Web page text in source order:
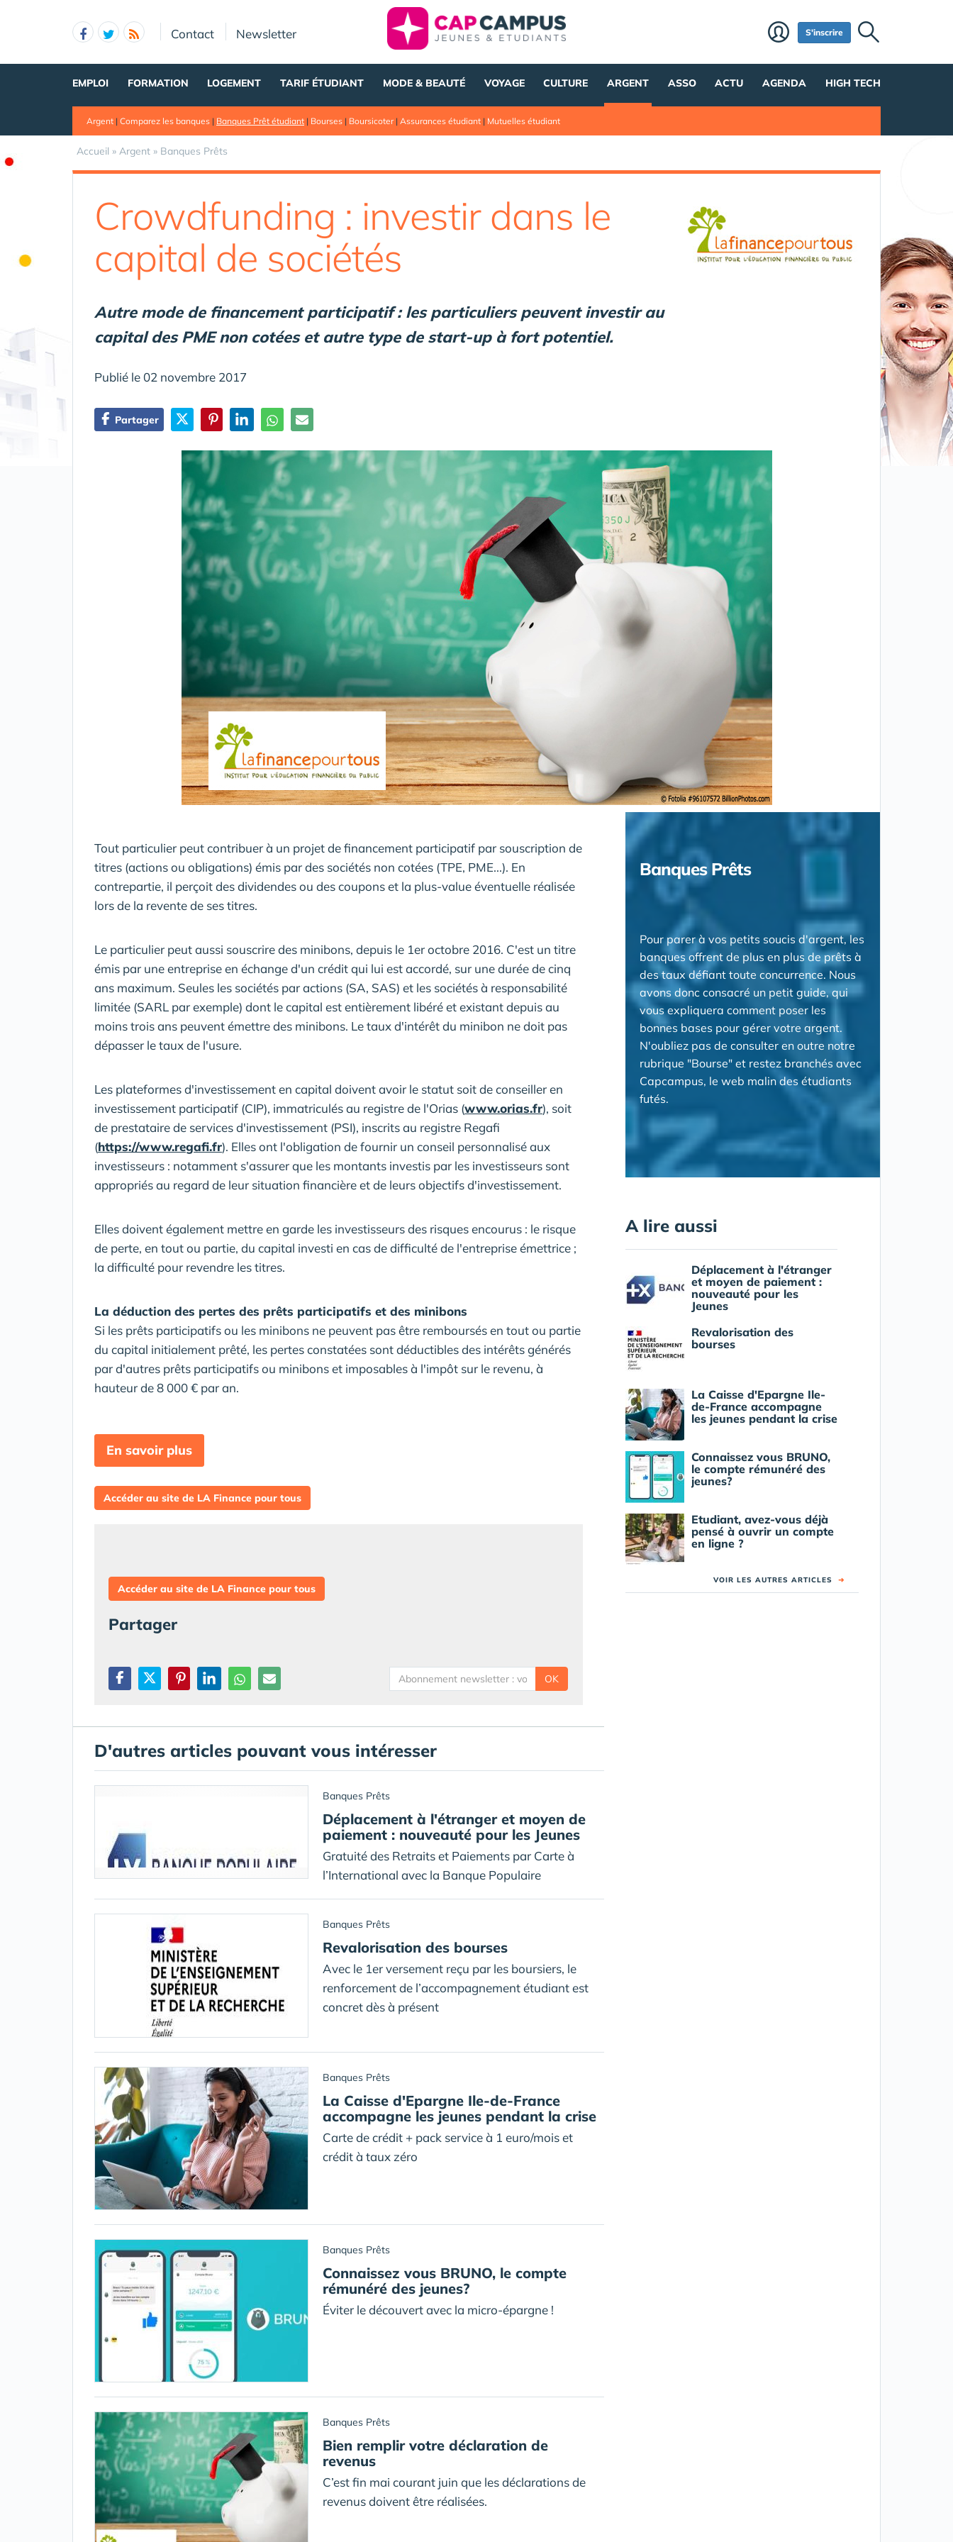
Contact Newsletter S'inscrire
EMPLOI FORMATION LOGEMENT TARIF ÉTUDIANT MODE & BEAUTÉ VOYAGE CULTURE ARGENT ASSO ACTU AGENDA HIGH TECH
Argent | Comparez les banques | Banques Prêt étudiant | Bourses | Boursicoter| Assurances étudiant | Mutuelles étudiant
Accueil » Argent » Banques Prêts
Crowdfunding : investir dans le
capital de sociétés
Autre mode de financement participatif : les particuliers peuvent investir au
capital des PME non cotées et autre type de start-up à fort potentiel.
Publié le 02 novembre 2017
Partager
Tout particulier peut contribuer à un projet de financement participatif par souscription de
titres (actions ou obligations) émis par des sociétés non cotées (TPE, PME...). En
contrepartie, il perçoit des dividendes ou des coupons et la plus-value éventuelle réalisée
lors de la revente de ses titres.
Le particulier peut aussi souscrire des minibons, depuis le 1er octobre 2016. C'est un titre
émis par une entreprise en échange d'un crédit qui lui est accordé, sur une durée de cinq
ans maximum. Seules les sociétés par actions (SA, SAS) et les sociétés à responsabilité
limitée (SARL par exemple) dont le capital est entièrement libéré et existant depuis au
moins trois ans peuvent émettre des minibons. Le taux d'intérêt du minibon ne doit pas
dépasser le taux de l'usure.
Les plateformes d'investissement en capital doivent avoir le statut soit de conseiller en
investissement participatif (CIP), immatriculés au registre de l'Orias (www.orias.fr), soit
de prestataire de services d'investissement (PSI), inscrits au registre Regafi
(https://www.regafi.fr). Elles ont l'obligation de fournir un conseil personnalisé aux
investisseurs : notamment s'assurer que les montants investis par les investisseurs sont
appropriés au regard de leur situation financière et de leurs objectifs d'investissement.
Elles doivent également mettre en garde les investisseurs des risques encourus : le risque
de perte, en tout ou partie, du capital investi en cas de difficulté de l'entreprise émettrice ;
la difficulté pour revendre les titres.
La déduction des pertes des prêts participatifs et des minibons
Si les prêts participatifs ou les minibons ne peuvent pas être remboursés en tout ou partie
du capital initialement prêté, les pertes constatées sont déductibles des intérêts générés
par d'autres prêts participatifs ou minibons et imposables à l'impôt sur le revenu, à
hauteur de 8 000 € par an.
En savoir plus
Accéder au site de LA Finance pour tous
Accéder au site de LA Finance pour tous
Partager
OK
D'autres articles pouvant vous intéresser
Banques Prêts
Déplacement à l'étranger et moyen de
paiement : nouveauté pour les Jeunes
Gratuité des Retraits et Paiements par Carte à
l’International avec la Banque Populaire
Banques Prêts
Revalorisation des bourses
Avec le 1er versement reçu par les boursiers, le
renforcement de l’accompagnement étudiant est
concret dès à présent
Banques Prêts
La Caisse d'Epargne Ile-de-France
accompagne les jeunes pendant la crise
Carte de crédit + pack service à 1 euro/mois et
crédit à taux zéro
Banques Prêts
Connaissez vous BRUNO, le compte
rémunéré des jeunes?
Éviter le découvert avec la micro-épargne !
Banques Prêts
Bien remplir votre déclaration de
revenus
C’est fin mai courant juin que les déclarations de
revenus doivent être réalisées.
Banques Prêts
Pour parer à vos petits soucis d'argent, les
banques offrent de plus en plus de prêts à
des taux défiant toute concurrence. Nous
avons donc consacré un petit guide, qui
vous expliquera comment poser les
bonnes bases pour gérer votre argent.
N'oubliez pas de consulter en outre notre
rubrique "Bourse" et restez branchés avec
Capcampus, le web malin des étudiants
futés.
A lire aussi
Déplacement à l'étranger
et moyen de paiement :
nouveauté pour les
Jeunes
Revalorisation des
bourses
La Caisse d'Epargne Ile-
de-France accompagne
les jeunes pendant la crise
Connaissez vous BRUNO,
le compte rémunéré des
jeunes?
Etudiant, avez-vous déjà
pensé à ouvrir un compte
en ligne ?
VOIR LES AUTRES ARTICLES ➜